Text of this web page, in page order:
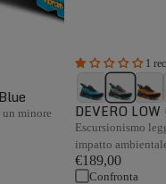
minore
1
DEVERO
Escursionismo
impatto
€189,00
Confronta